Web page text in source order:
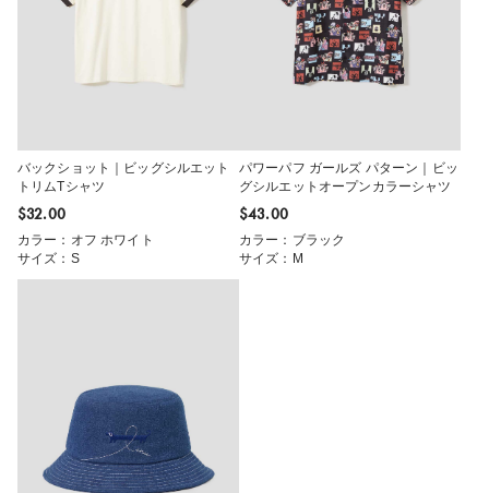
バックショット｜ビッグシルエット
トリムTシャツ
$‌32.00
カラー：オフ ホワイト
サイズ：S
パワーパフ ガールズ パターン｜ビッ
グシルエットオープンカラーシャツ
$‌43.00
カラー：ブラック
サイズ：M